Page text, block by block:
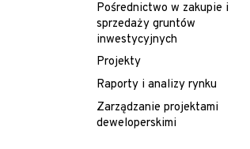
Pośrednictwo w zakupie i
sprzedaży gruntów
inwestycyjnych
Projekty
Raporty i analizy rynku
Zarządzanie projektami
deweloperskimi